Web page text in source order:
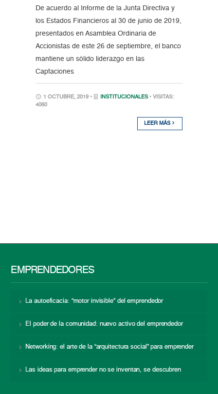
De acuerdo al Informe de la Junta Directiva y
los Estados Financieros al 30 de junio de 2019,
presentados en Asamblea Ordinaria de
Accionistas de este 26 de septiembre, el banco
mantiene un sólido liderazgo en las
Captaciones
1 OCTUBRE, 2019 • INSTITUCIONALES • VISITAS:
4060
LEER MÁS
EMPRENDEDORES
La autoeficacia: “motor invisible” del emprendedor
El poder de la comunidad: nuevo activo del emprendedor
Networking: el arte de la “arquitectura social” para emprender
Las ideas para emprender no se inventan, se descubren